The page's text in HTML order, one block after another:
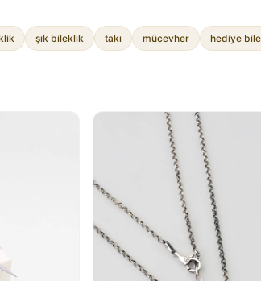
şık bileklik takı mücevher hediye